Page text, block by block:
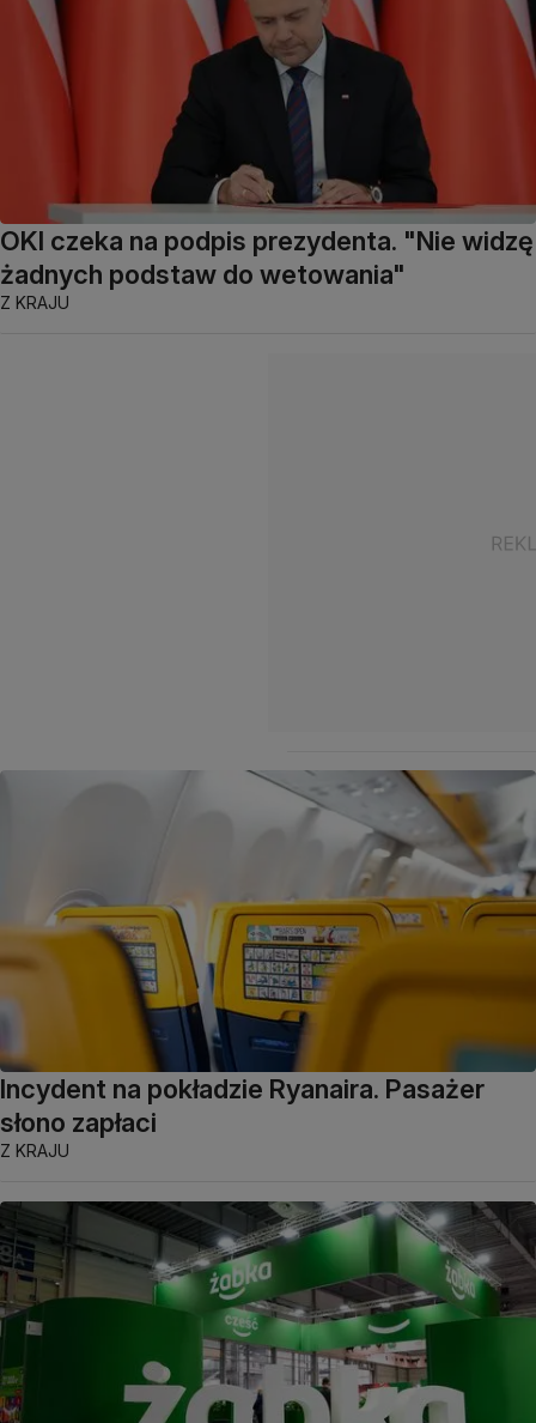
OKI czeka na podpis prezydenta. "Nie widzę
żadnych podstaw do wetowania"
Z KRAJU
Incydent na pokładzie Ryanaira. Pasażer
słono zapłaci
Z KRAJU